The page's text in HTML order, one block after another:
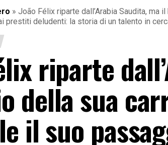
» João Félix riparte dall’Arabia Saudita, ma
prestiti deludenti: la storia di un talento in
riparte
della sua
il suo